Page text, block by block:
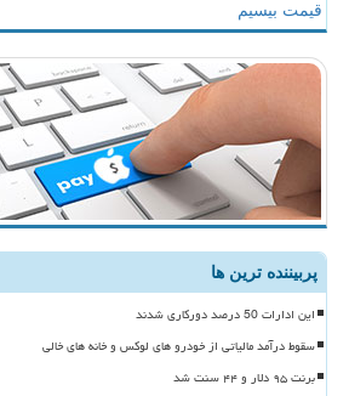
قیمت بیسیم
پربیننده ترین ها
این ادارات 50 درصد دورکاری شدند
سقوط درآمد مالیاتی از خودرو های لوکس و خانه های خالی
برنت ۹۵ دلار و ۴۴ سنت شد